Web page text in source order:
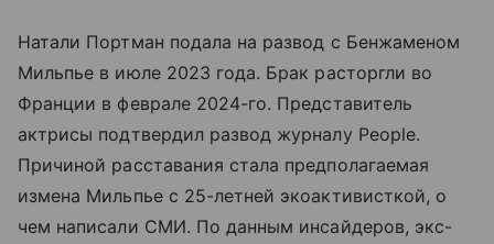
Натали Портман подала на развод с Бенжаменом
Мильпье в июле 2023 года. Брак расторгли во
Франции в феврале 2024-го. Представитель
актрисы подтвердил развод журналу People.
Причиной расставания стала предполагаемая
измена Мильпье с 25-летней экоактивисткой, о
чем написали СМИ. По данным инсайдеров, экс-